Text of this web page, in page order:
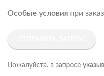
Особые условия при
Пожалуйста. в запросе